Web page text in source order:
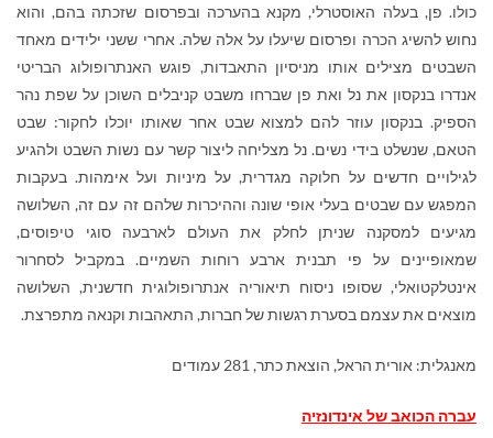
כולו. פן, בעלה האוסטרלי, מקנא בהערכה ובפרסום שזכתה בהם, והוא
נחוש להשיג הכרה ופרסום שיעלו על אלה שלה. אחרי ששני ילידים מאחד
השבטים מצילים אותו מניסיון התאבדות, פוגש האנתרופולוג הבריטי
אנדרו בנקסון את נל ואת פן שברחו משבט קניבלים השוכן על שפת נהר
הספיק. בנקסון עוזר להם למצוא שבט אחר שאותו יוכלו לחקור: שבט
הטאם, שנשלט בידי נשים. נל מצליחה ליצור קשר עם נשות השבט ולהגיע
לגילויים חדשים על חלוקה מגדרית, על מיניות ועל אימהות. בעקבות
המפגש עם שבטים בעלי אופי שונה וההיכרות שלהם זה עם זה, השלושה
מגיעים למסקנה שניתן לחלק את העולם לארבעה סוגי טיפוסים,
שמאופיינים על פי תבנית ארבע רוחות השמיים. במקביל לסחרור
אינטלקטואלי, שסופו ניסוח תיאוריה אנתרופולוגית חדשנית, השלושה
מוצאים את עצמם בסערת רגשות של חברות, התאהבות וקנאה מתפרצת.
מאנגלית: אורית הראל, הוצאת כתר, 281 עמודים
עברה הכואב של אינדונזיה